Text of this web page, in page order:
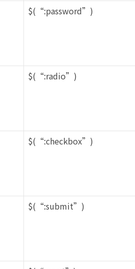
$(“:password”)
$(“:radio”)
$(“:checkbox”)
$(“:submit”)